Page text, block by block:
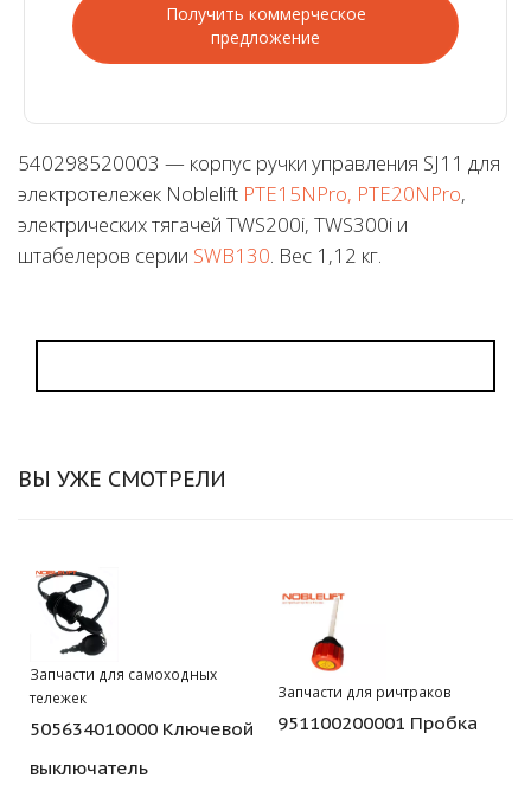
Получить коммерческое
предложение
540298520003 — корпус ручки управления SJ11 для
электротележек Noblelift PTE15NPro, PTE20NPro,
электрических тягачей TWS200i, TWS300i и
штабелеров серии SWB130 . Вес 1,12 кг.
ВЫ УЖЕ СМОТРЕЛИ
Запчасти для самоходных
тележек
505634010000 Ключевой
выключатель
Запчасти для ричтраков
951100200001 Пробка